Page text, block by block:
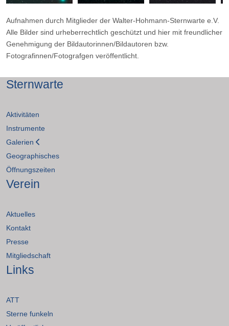
Aufnahmen durch Mitglieder der Walter-Hohmann-Sternwarte e.V.
Alle Bilder sind urheberrechtlich geschützt und hier mit freundlicher
Genehmigung der Bildautorinnen/Bildautoren bzw.
Fotografinnen/Fotografgen veröffentlicht.
Sternwarte
Aktivitäten
Instrumente
Galerien
Geographisches
Öffnungszeiten
Verein
Aktuelles
Kontakt
Presse
Mitgliedschaft
Links
ATT
Sterne funkeln